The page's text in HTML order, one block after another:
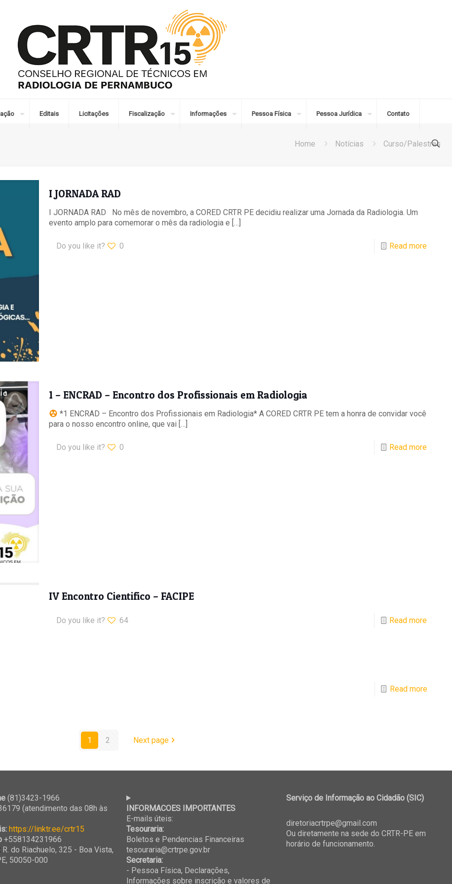
Editais Licitações Fiscalização Informações Pessoa Física Pessoa Jurídica Contato
Home Notícias Curso/Palestras
I JORNADA RAD
I JORNADA RAD No mês de novembro, a CORED CRTR PE decidiu realizar uma Jornada da Radiologia. Um
evento amplo para comemorar o mês da radiologia e […]
Do you like it? 0 Read more
1 – ENCRAD – Encontro dos Profissionais em Radiologia
*1 ENCRAD – Encontro dos Profissionais em Radiologia* A CORED CRTR PE tem a honra de convidar você
para o nosso encontro online, que vai […]
Do you like it? 0 Read more
IV Encontro Cientifico – FACIPE
Do you like it? 64 Read more
Read more
1 2 Next page
(81)3423-1966
(atendimento das 08h às
https://linktr.ee/crtr15
+558134231966
R. do Riachuelo, 325 - Boa Vista,
50050-000
INFORMACOES IMPORTANTES
E-mails úteis:
Tesouraria:
Boletos e Pendencias Financeiras
tesouraria@crtrpe.gov.br
Secretaria:
- Pessoa Física, Declarações,
Informações sobre inscrição e valores de
Serviço de Informação ao Cidadão (SIC)
diretoriacrtrpe@gmail.com
Ou diretamente na sede do CRTR-PE em
horário de funcionamento.